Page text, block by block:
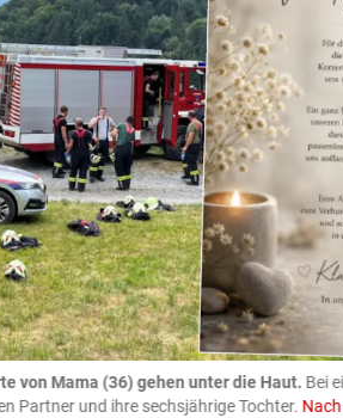
von Mama (36) gehen unter die Haut. Bei
Partner und ihre sechsjährige Tochter.